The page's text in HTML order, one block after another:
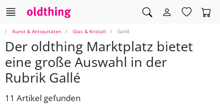
Kunst & Antiquitäten Glas & Kristall Gallé
Der oldthing Marktplatz bietet
eine große Auswahl in der
Rubrik Gallé
11 Artikel gefunden